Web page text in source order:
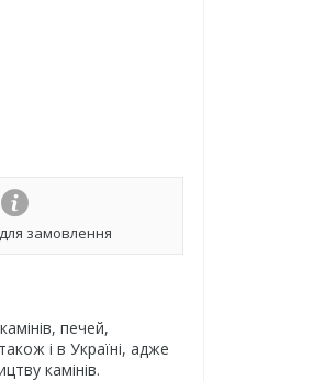
замовлення
печей,
і в Україні, адже
камінів.